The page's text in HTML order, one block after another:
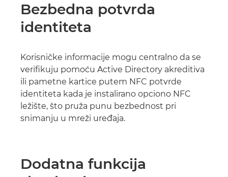
Bezbedna potvrda
identiteta
Korisničke informacije mogu centralno da se
verifikuju pomoću Active Directory akreditiva
ili pametne kartice putem NFC potvrde
identiteta kada je instalirano opciono NFC
ležište, što pruža punu bezbednost pri
snimanju u mreži uređaja.
Dodatna funkcija